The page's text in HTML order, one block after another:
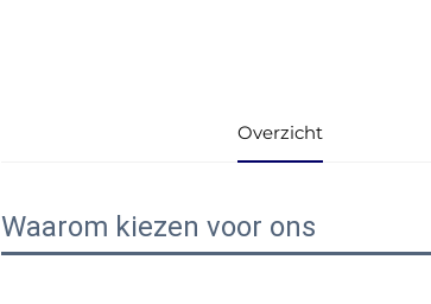
Overzicht
Waarom kiezen voor ons